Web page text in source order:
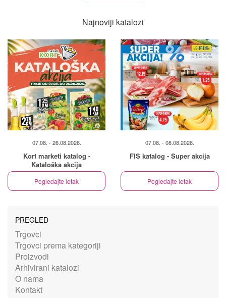
Najnoviji katalozi
07.08. - 26.08.2026.
Kort marketi katalog -
Kataloška akcija
Pogledajte letak
07.08. - 08.08.2026.
FIS katalog - Super akcija
Pogledajte letak
PREGLED
Trgovci
Trgovci prema kategoriji
Proizvodi
Arhivirani katalozi
O nama
Kontakt